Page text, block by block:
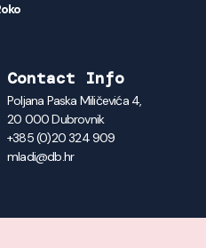
Contact Info
Poljana Paska Miličevića 4,
20 000 Dubrovnik
+385 (0)20 324 909
mladi@db.hr